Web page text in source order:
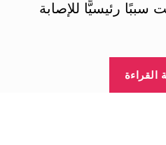
سببًا رئيسيًّا للإصابة
القراءة